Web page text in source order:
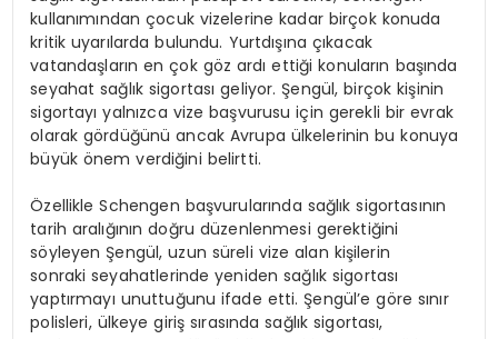
kullanımından çocuk vizelerine kadar birçok konuda
kritik uyarılarda bulundu. Yurtdışına çıkacak
vatandaşların en çok göz ardı ettiği konuların başında
seyahat sağlık sigortası geliyor. Şengül, birçok kişinin
sigortayı yalnızca vize başvurusu için gerekli bir evrak
olarak gördüğünü ancak Avrupa ülkelerinin bu konuya
büyük önem verdiğini belirtti.
Özellikle Schengen başvurularında sağlık sigortasının
tarih aralığının doğru düzenlenmesi gerektiğini
söyleyen Şengül, uzun süreli vize alan kişilerin
sonraki seyahatlerinde yeniden sağlık sigortası
yaptırmayı unuttuğunu ifade etti. Şengül’e göre sınır
polisleri, ülkeye giriş sırasında sağlık sigortası,